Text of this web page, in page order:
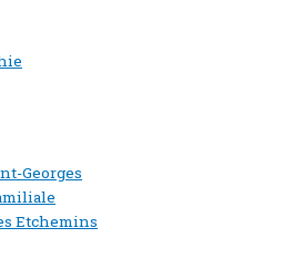
Georges
Etchemins